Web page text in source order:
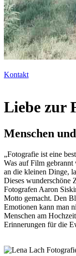
Kontakt
Liebe zur
Menschen
„Fotografie ist eine
Was auf Film
an die kleinen Dinge,
Dieses wunderschöne
Fotografen Aaron
Motto gemacht. Den
Emotionen kann man
Menschen am
Erinnerungen für die